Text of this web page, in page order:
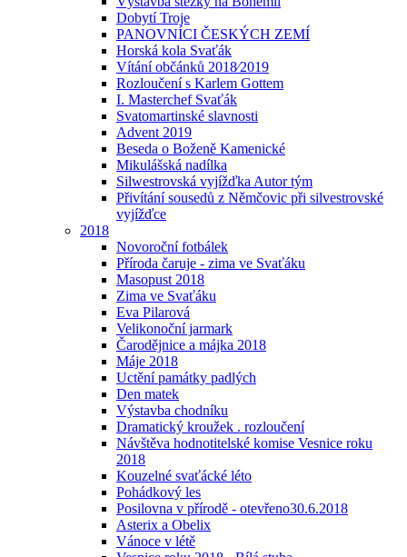
Dobytí Troje
PANOVNÍCI ČESKÝCH ZEMÍ
Horská kola Svaťák
Vítání občánků 2018⁄2019
Rozloučení s Karlem Gottem
I. Masterchef Svaťák
Svatomartinské slavnosti
Advent 2019
Beseda o Boženě Kamenické
Mikulášská nadílka
Silwestrovská vyjížďka Autor tým
Přivítání sousedů z Němčovic při silvestrovské
vyjížďce
2018
Novoroční fotbálek
Příroda čaruje - zima ve Svaťáku
Masopust 2018
Zima ve Svaťáku
Eva Pilarová
Velikonoční jarmark
Čarodějnice a májka 2018
Máje 2018
Uctění památky padlých
Den matek
Výstavba chodníku
Dramatický kroužek . rozloučení
Návštěva hodnotitelské komise Vesnice roku
2018
Kouzelné svaťácké léto
Pohádkový les
Posilovna v přírodě - otevřeno30.6.2018
Asterix a Obelix
Vánoce v létě